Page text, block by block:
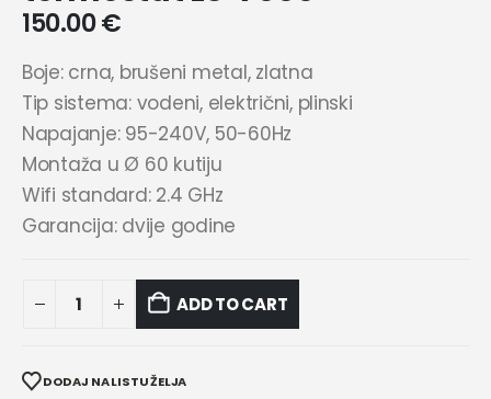
150.00€
Boje: crna, brušeni metal, zlatna
Tip sistema: vodeni, električni, plinski
Napajanje: 95-240V, 50-60Hz
Montaža u Ø 60 kutiju
Wifi standard: 2.4 GHz
Garancija: dvije godine
ADD TO CART
DODAJ NA LISTU ŽELJA